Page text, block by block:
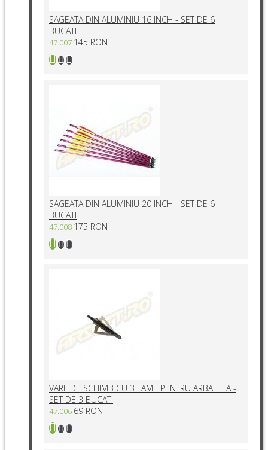
SAGEATA DIN ALUMINIU 16 INCH - SET DE 6
BUCATI
47.007 145 RON
SAGEATA DIN ALUMINIU 20 INCH - SET DE 6
BUCATI
47.008 175 RON
VARF DE SCHIMB CU 3 LAME PENTRU ARBALETA -
SET DE 3 BUCATI
47.006 69 RON